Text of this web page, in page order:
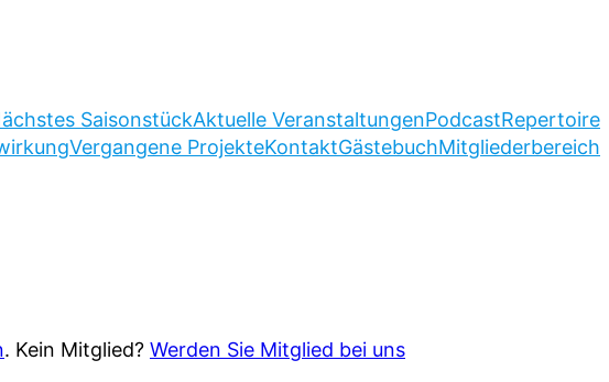
SaisonstückAktuelle VeranstaltungenPodcastRepertoire
Vergangene ProjekteKontaktGästebuchMitgliederbereich
. Kein Mitglied? Werden Sie Mitglied bei uns